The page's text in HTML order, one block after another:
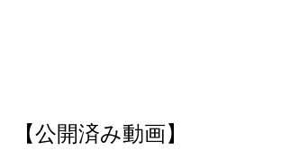
【公開済み動画】